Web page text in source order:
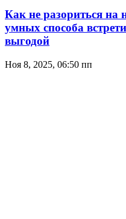
Как не разориться на
умных способа
выгодой
Ноя 8, 2025, 06:50 пп